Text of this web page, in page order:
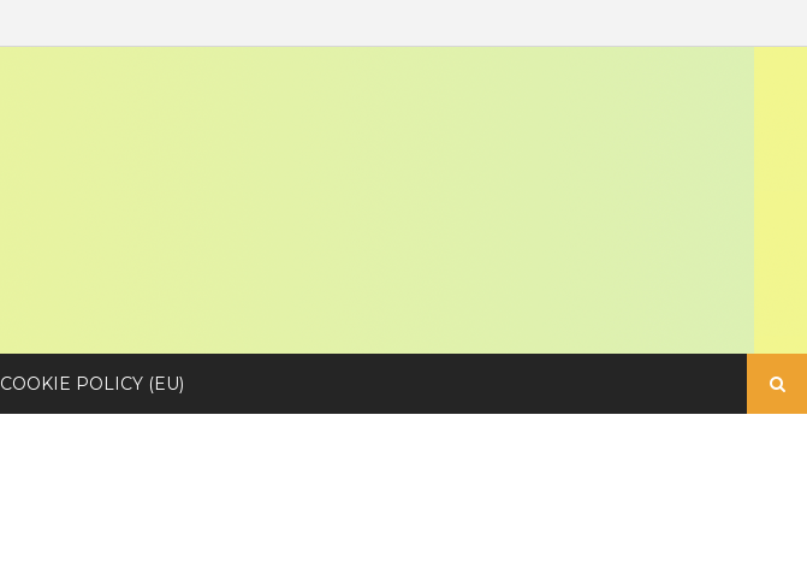
COOKIE POLICY (EU)